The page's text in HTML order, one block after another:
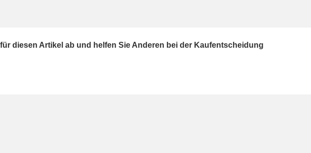
diesen Artikel ab und helfen Sie Anderen bei der Kaufentscheidung